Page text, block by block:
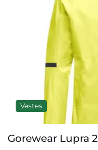
2.0 Jacket